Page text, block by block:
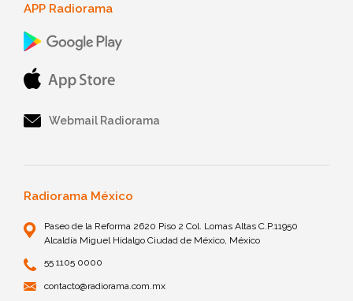
APP Radiorama
Webmail Radiorama
Radiorama México
Paseo de la Reforma 2620 Piso 2 Col. Lomas Altas C.P.11950
Alcaldía Miguel Hidalgo Ciudad de México, México
55 1105 0000
contacto@radiorama.com.mx